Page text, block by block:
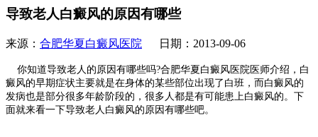
导致老人白癜风的原因有哪些
来源： 合肥华夏白癜风医院 日期：2013-09-06
你知道导致老人的原因有哪些吗?合肥华夏白癜风医院医师介绍，白
癜风的早期症状主要就是在身体的某些部位出现了白班，而白癜风的
发病也是部分很多年龄阶段的，很多人都是有可能患上白癜风的。下
面就来看一下导致老人白癜风的原因有哪些吧。